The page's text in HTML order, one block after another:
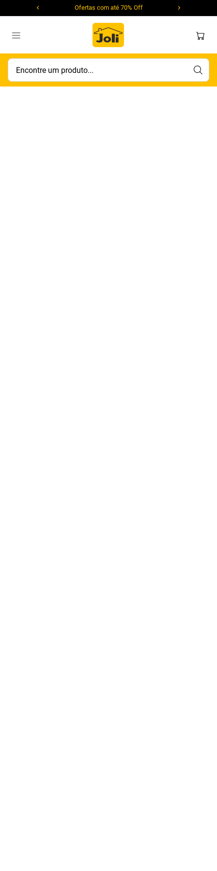
Ofertas com até 70% Off
Encontre um produto...